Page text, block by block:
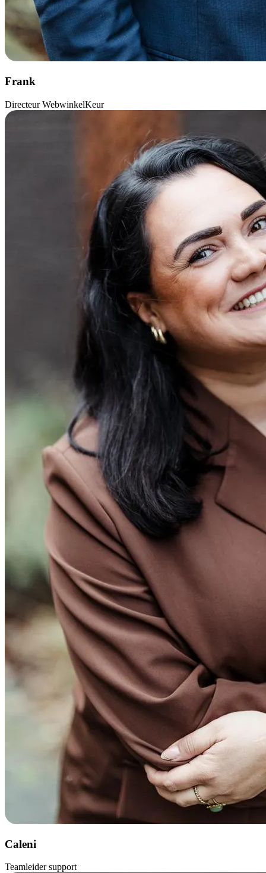
Frank
Directeur WebwinkelKeur
Caleni
Teamleider support